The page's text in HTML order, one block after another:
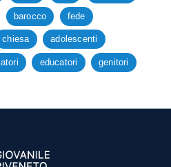
barocco fede
chiesa adolescenti
educatori genitori